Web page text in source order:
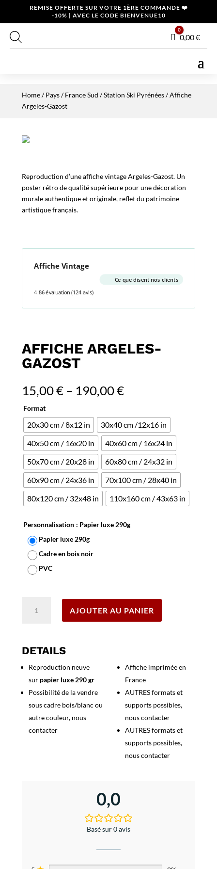
REMISE OFFERTE SUR VOTRE 1ÈRE COMMANDE ❤️
-10% | AVEC LE CODE BIENVENUE10
Panier
0
0,00€
Home/Pays/France Sud /Station Ski Pyrénées/ Affiche
Argeles-Gazost
Reproduction d’une affiche vintage Argeles-Gazost. Un
poster rétro de qualité supérieure pour une décoration
murale authentique et originale, reflet du patrimoine
artistique français.
Affiche Vintage
Ce que disent nos clients
4.86 évaluation (124 avis)
AFFICHE ARGELES-
GAZOST
15,00€– 190,00€
Format
20x30 cm / 8x12 in
30x40 cm /12x16 in
40x50 cm / 16x20 in
40x60 cm / 16x24 in
50x70 cm / 20x28 in
60x80 cm / 24x32 in
60x90 cm / 24x36 in
70x100 cm / 28x40 in
80x120 cm / 32x48 in
110x160 cm / 43x63 in
Personnalisation : Papier luxe 290g
Papier luxe 290g
Cadre en bois noir
PVC
Gazost
AJOUTER AU PANIER
DETAILS
Reproduction neuve
sur papier luxe 290 gr
Possibilité de la vendre
sous cadre bois/blanc ou
autre couleur, nous
contacter
Affiche imprimée en
France
AUTRES formats et
supports possibles,
nous contacter
AUTRES formats et
supports possibles,
nous contacter
0,0
Basé sur 0 avis